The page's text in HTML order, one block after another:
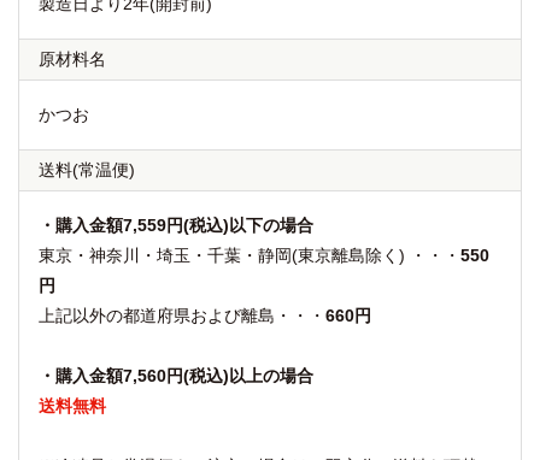
原材料名
かつお
送料(常温便)
・購入金額7,559円(税込)以下の場合
東京・神奈川・埼玉・千葉・静岡(東京離島除く) ・・・ 550
円
上記以外の都道府県および離島・・・ 660円
・購入金額7,560円(税込)以上の場合
送料無料